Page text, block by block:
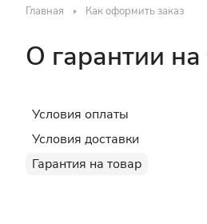
Главная Как оформить заказ
О гарантии
Условия оплаты
Условия доставки
Гарантия на товар